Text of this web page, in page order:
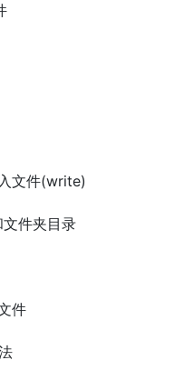
文件(write)
件夹目录
件